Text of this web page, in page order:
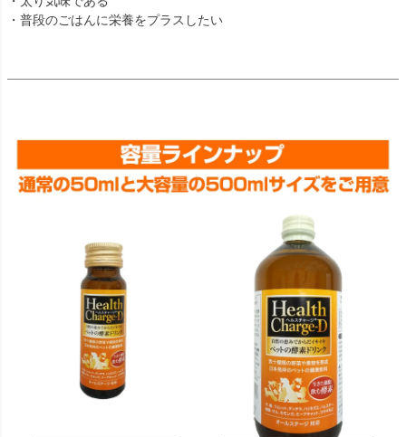
・普段のごはんに栄養をプラスしたい